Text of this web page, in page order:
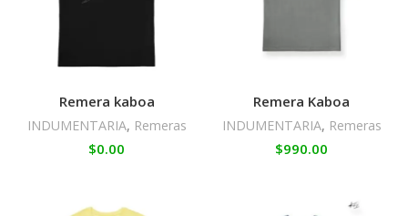
Remera kaboa
INDUMENTARIA, Remeras
$0.00
Remera Kaboa
INDUMENTARIA, Remeras
$990.00